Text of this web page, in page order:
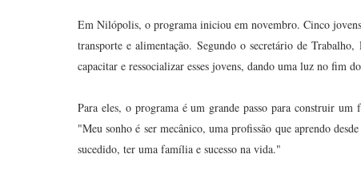
Em Nilópolis, o programa iniciou em novembro. Cinco
transporte e alimentação. Segundo o secretário de
capacitar e ressocializar esses jovens, dando uma luz no fim
Para eles, o programa é um grande passo para construir
"Meu sonho é ser mecânico, uma profissão que aprendo
sucedido, ter uma família e sucesso na vida."